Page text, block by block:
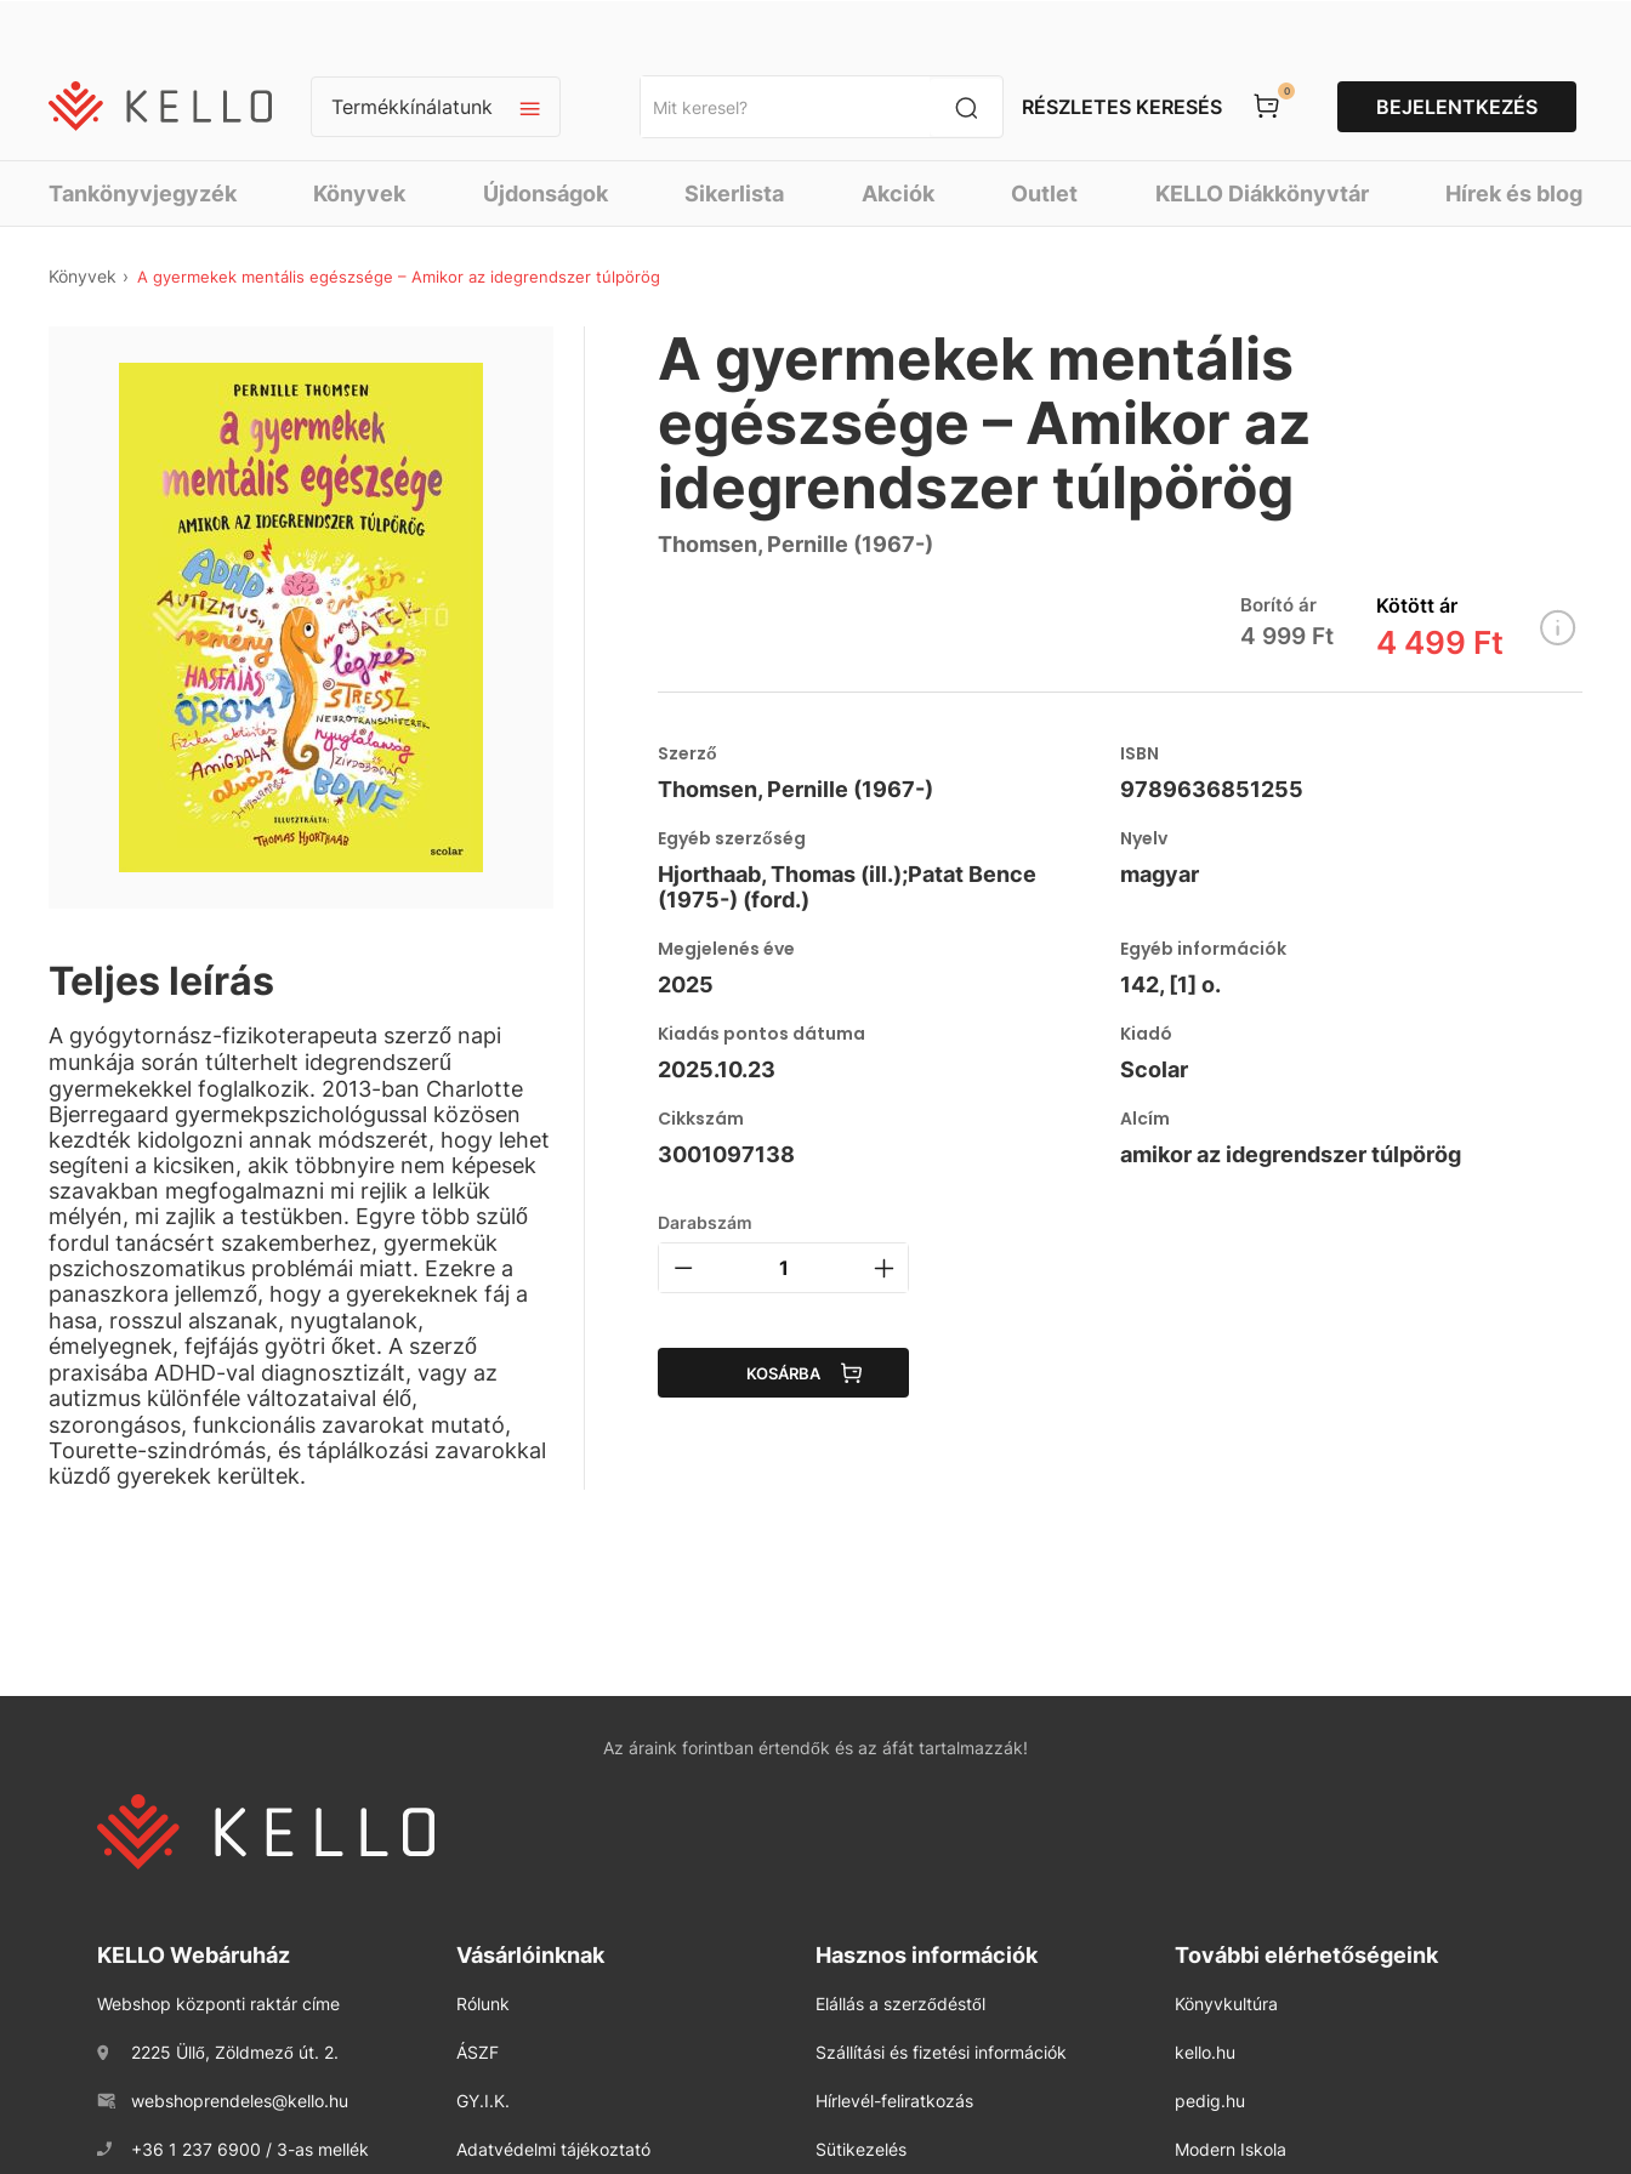
Termékkínálatunk RÉSZLETES KERESÉS
0
BEJELENTKEZÉS
Tankönyvjegyzék Könyvek Újdonságok Sikerlista Akciók Outlet KELLO Diákkönyvtár Hírek és blog
Könyvek A gyermekek mentális egészsége – Amikor az idegrendszer túlpörög
Teljes leírás
A gyógytornász-fizikoterapeuta szerző napi
munkája során túlterhelt idegrendszerű
gyermekekkel foglalkozik. 2013-ban Charlotte
Bjerregaard gyermekpszichológussal közösen
kezdték kidolgozni annak módszerét, hogy lehet
segíteni a kicsiken, akik többnyire nem képesek
szavakban megfogalmazni mi rejlik a lelkük
mélyén, mi zajlik a testükben. Egyre több szülő
fordul tanácsért szakemberhez, gyermekük
pszichoszomatikus problémái miatt. Ezekre a
panaszkora jellemző, hogy a gyerekeknek fáj a
hasa, rosszul alszanak, nyugtalanok,
émelyegnek, fejfájás gyötri őket. A szerző
praxisába ADHD-val diagnosztizált, vagy az
autizmus különféle változataival élő,
szorongásos, funkcionális zavarokat mutató,
Tourette-szindrómás, és táplálkozási zavarokkal
küzdő gyerekek kerültek.
A gyermekek mentális
egészsége – Amikor az
idegrendszer túlpörög
Thomsen, Pernille (1967-)
Borító ár
4 999 Ft
Kötött ár
4 499 Ft
Szerző
Thomsen, Pernille (1967-)
ISBN
9789636851255
Egyéb szerzőség
Hjorthaab, Thomas (ill.);Patat Bence
(1975-) (ford.)
Nyelv
magyar
Megjelenés éve
2025
Egyéb információk
142, [1] o.
Kiadás pontos dátuma
2025.10.23
Kiadó
Scolar
Cikkszám
3001097138
Alcím
amikor az idegrendszer túlpörög
Darabszám
KOSÁRBA
Az áraink forintban értendők és az áfát tartalmazzák!
KELLO Webáruház
Webshop központi raktár címe
2225 Üllő, Zöldmező út. 2.
webshoprendeles@kello.hu
+36 1 237 6900 / 3-as mellék
Vásárlóinknak
Rólunk
ÁSZF
GY.I.K.
Adatvédelmi tájékoztató
Hasznos információk
Elállás a szerződéstől
Szállítási és fizetési információk
Hírlevél-feliratkozás
Sütikezelés
További elérhetőségeink
Könyvkultúra
kello.hu
pedig.hu
Modern Iskola